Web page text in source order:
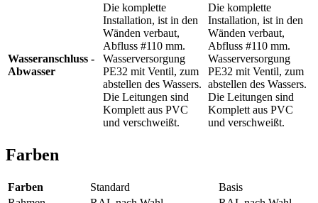
Wasseranschluss -
Abwasser
Die komplette
Installation, ist in den
Wänden verbaut,
Abfluss #110 mm.
Wasserversorgung
PE32 mit Ventil, zum
abstellen des Wassers.
Die Leitungen sind
Komplett aus PVC
und verschweißt.
Die komplette
Installation, ist in den
Wänden verbaut,
Abfluss #110 mm.
Wasserversorgung
PE32 mit Ventil, zum
abstellen des Wassers.
Die Leitungen sind
Komplett aus PVC
und verschweißt.
Farben
Farben Standard
Basis